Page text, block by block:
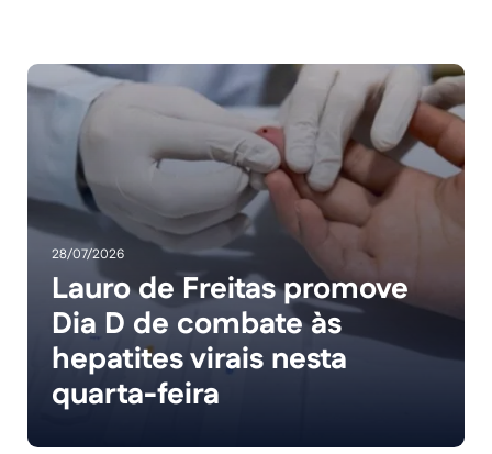
28/07/2026
Lauro de Freitas promove
Dia D de combate às
hepatites virais nesta
quarta-feira